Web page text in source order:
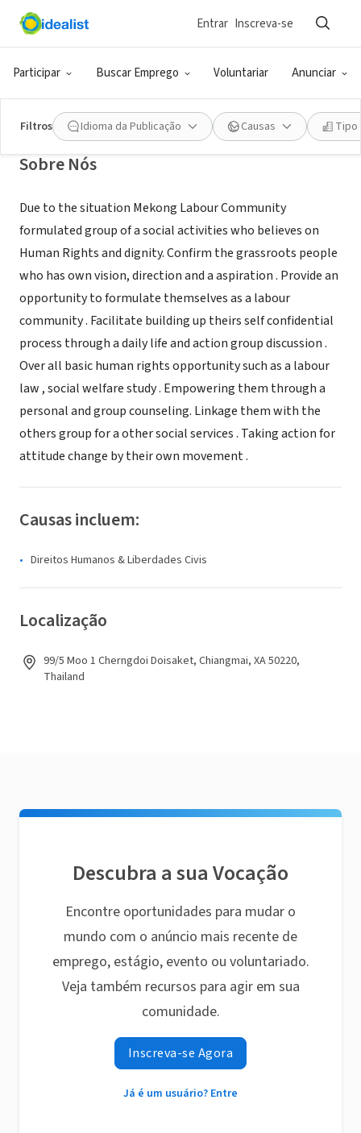
Participar Buscar Emprego Voluntariar Anunciar
Entrar Inscreva-se
Filtros Idioma da Publicação Causas Tipo
ONG (SETOR SOCIAL)
Maekong Labour Community
Sobre Nós
Due to the situation Mekong Labour Community
formulated group of a social activities who believes on
Human Rights and dignity. Confirm the grassroots people
who has own vision, direction and a aspiration . Provide an
opportunity to formulate themselves as a labour
community . Facilitate building up theirs self confidential
process through a daily life and action group discussion .
Over all basic human rights opportunity such as a labour
law , social welfare study . Empowering them through a
personal and group counseling. Linkage them with the
others group for a other social services . Taking action for
attitude change by their own movement .
Causas incluem:
Direitos Humanos & Liberdades Civis
Localização
99/5 Moo 1 Cherngdoi Doisaket, Chiangmai, XA 50220,
Thailand
Descubra a sua Vocação
Encontre oportunidades para mudar o
mundo com o anúncio mais recente de
emprego, estágio, evento ou voluntariado.
Veja também recursos para agir em sua
comunidade.
Inscreva-se Agora
Já é um usuário? Entre